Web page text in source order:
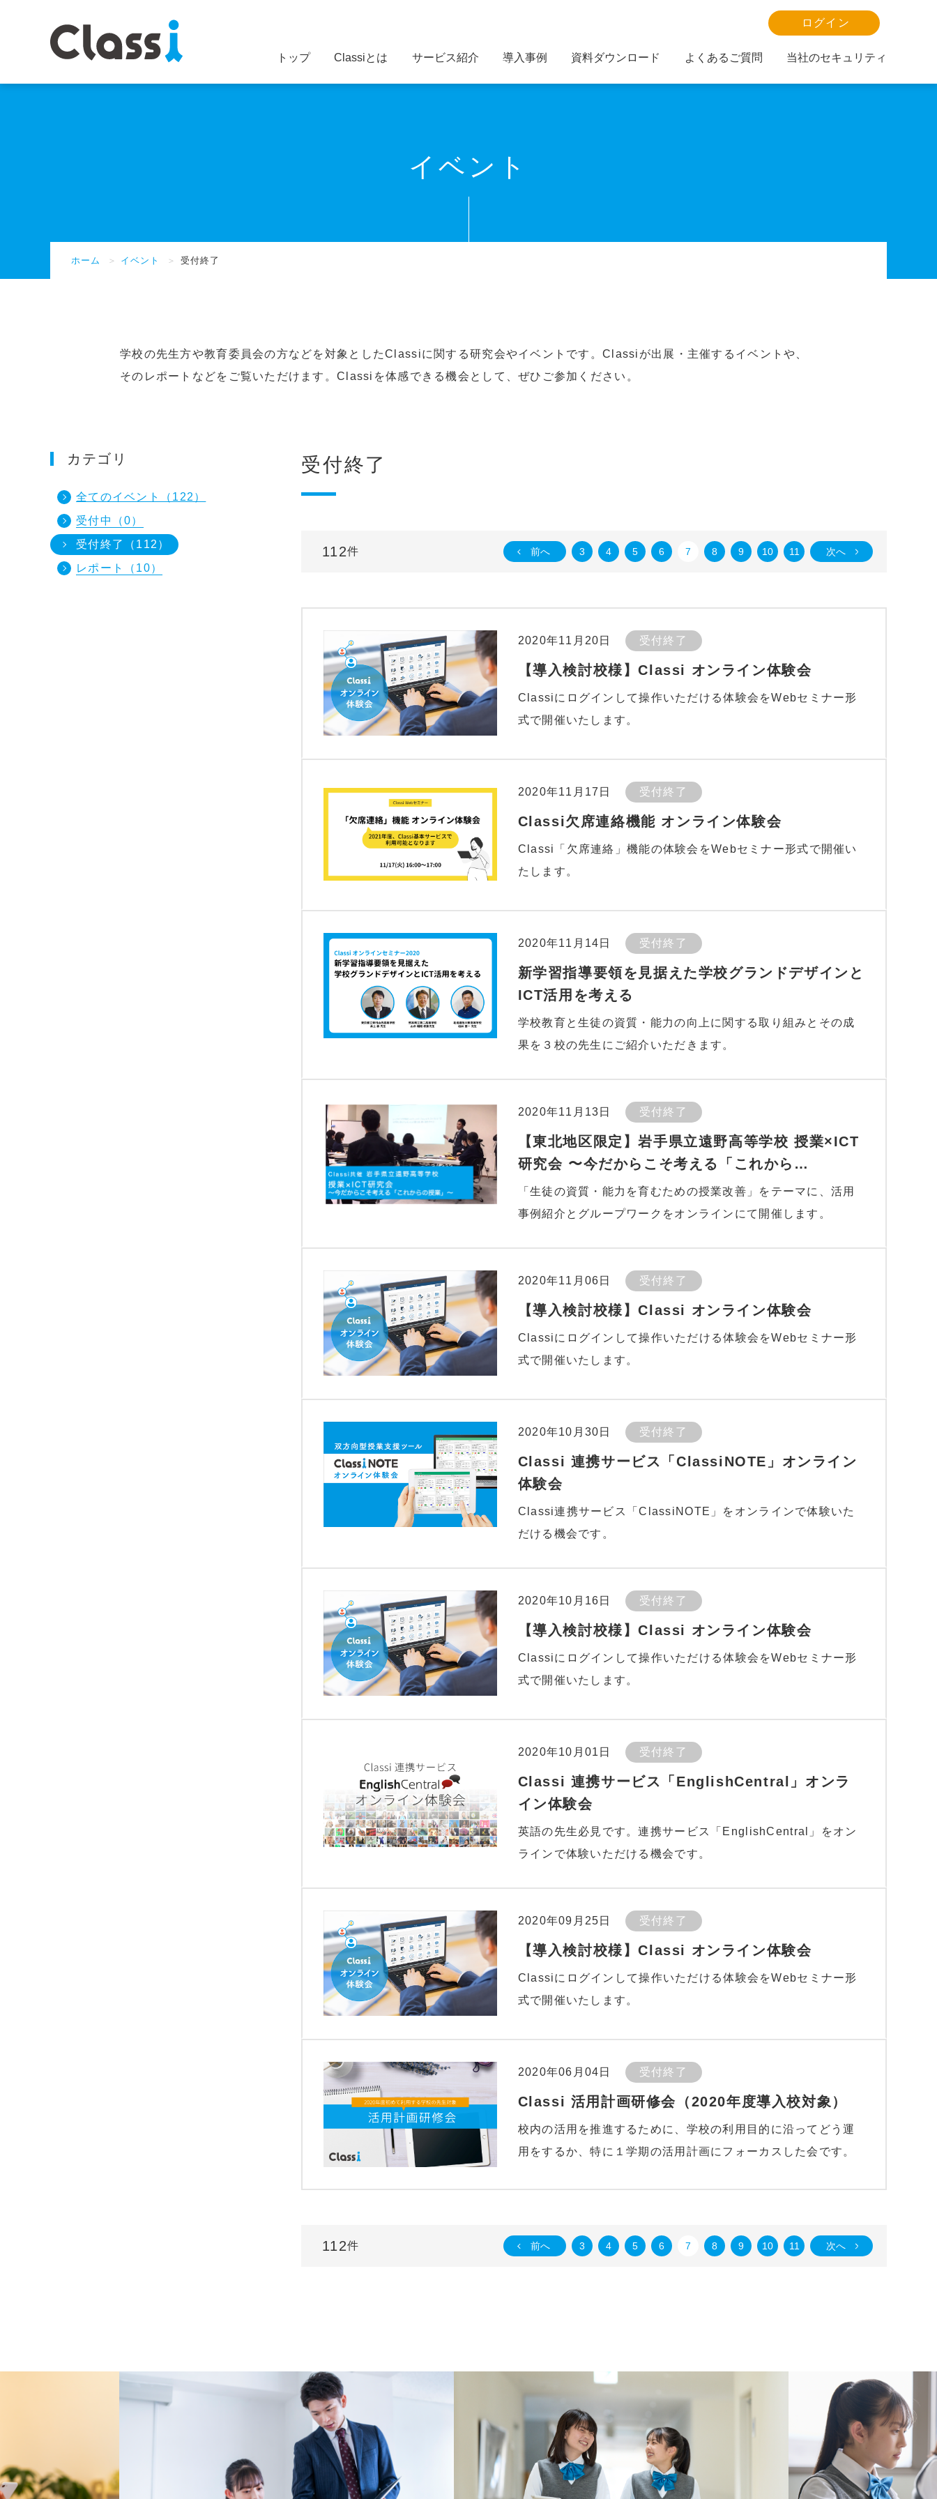
ログイン
トップ Classiとは サービス紹介 導入事例 資料ダウンロード よくあるご質問 当社のセキュリティ
イベント
ホーム ＞ イベント ＞ 受付終了
学校の先生方や教育委員会の方などを対象としたClassiに関する研究会やイベントです。Classiが出展・主催するイベントや、
そのレポートなどをご覧いただけます。Classiを体感できる機会として、ぜひご参加ください。
カテゴリ
全てのイベント（122）
受付中（0）
受付終了（112）
レポート（10）
受付終了
112件 前へ 3 4 5 6 7 8 9 10 11 次へ
2020年11月20日 受付終了
【導入検討校様】Classi オンライン体験会
Classiにログインして操作いただける体験会をWebセミナー形
式で開催いたします。
2020年11月17日 受付終了
Classi欠席連絡機能 オンライン体験会
Classi「欠席連絡」機能の体験会をWebセミナー形式で開催い
たします。
2020年11月14日 受付終了
新学習指導要領を見据えた学校グランドデザインと
ICT活用を考える
学校教育と生徒の資質・能力の向上に関する取り組みとその成
果を３校の先生にご紹介いただきます。
2020年11月13日 受付終了
【東北地区限定】岩手県立遠野高等学校 授業×ICT
研究会 〜今だからこそ考える「これから…
「生徒の資質・能力を育むための授業改善」をテーマに、活用
事例紹介とグループワークをオンラインにて開催します。
2020年11月06日 受付終了
【導入検討校様】Classi オンライン体験会
Classiにログインして操作いただける体験会をWebセミナー形
式で開催いたします。
2020年10月30日 受付終了
Classi 連携サービス「ClassiNOTE」オンライン
体験会
Classi連携サービス「ClassiNOTE」をオンラインで体験いた
だける機会です。
2020年10月16日 受付終了
【導入検討校様】Classi オンライン体験会
Classiにログインして操作いただける体験会をWebセミナー形
式で開催いたします。
2020年10月01日 受付終了
Classi 連携サービス「EnglishCentral」オンラ
イン体験会
英語の先生必見です。連携サービス「EnglishCentral」をオン
ラインで体験いただける機会です。
2020年09月25日 受付終了
【導入検討校様】Classi オンライン体験会
Classiにログインして操作いただける体験会をWebセミナー形
式で開催いたします。
2020年06月04日 受付終了
Classi 活用計画研修会（2020年度導入校対象）
校内の活用を推進するために、学校の利用目的に沿ってどう運
用をするか、特に１学期の活用計画にフォーカスした会です。
112件 前へ 3 4 5 6 7 8 9 10 11 次へ